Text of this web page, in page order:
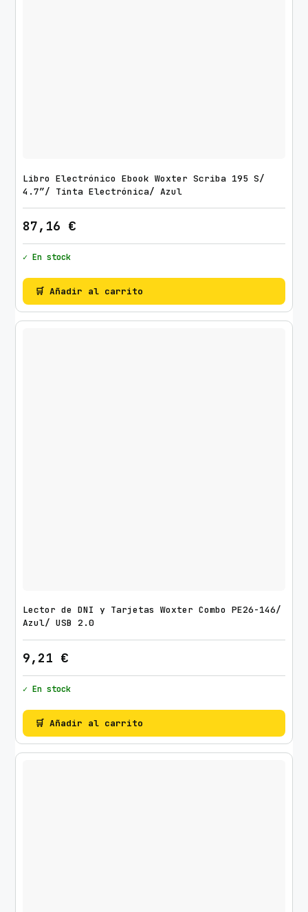
Libro Electrónico Ebook Woxter Scriba 195 S/
4.7″/ Tinta Electrónica/ Azul
87,16 €
✓ En stock
🛒 Añadir al carrito
Lector de DNI y Tarjetas Woxter Combo PE26-146/
Azul/ USB 2.0
9,21 €
✓ En stock
🛒 Añadir al carrito